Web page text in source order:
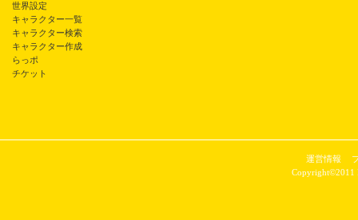
世界設定
キャラクター一覧
キャラクター検索
キャラクター作成
らっポ
チケット
運営情報
Copyright©2011